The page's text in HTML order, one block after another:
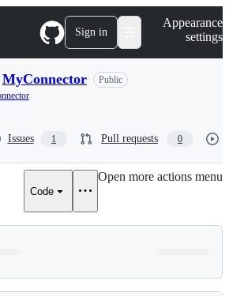
Sign in
Appearance
settings
MyConnector
Public
Issues 1 Pull requests 0
Code
Open more actions menu